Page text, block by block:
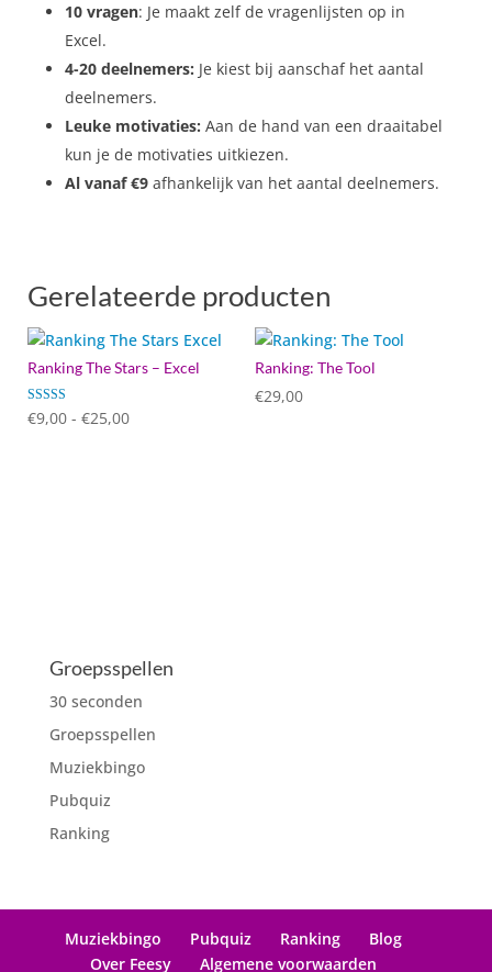
10 vragen: Je maakt zelf de vragenlijsten op in
Excel.
4-20 deelnemers: Je kiest bij aanschaf het aantal
deelnemers.
Leuke motivaties: Aan de hand van een draaitabel
kun je de motivaties uitkiezen.
Al vanaf €9 afhankelijk van het aantal deelnemers.
Gerelateerde producten
Ranking The Stars – Excel
Gewaardeer
d
€9,00 - €25,00Prijsklasse:
Ranking: The Tool
€29,00
Groepsspellen
30 seconden
Groepsspellen
Muziekbingo
Pubquiz
Ranking
Muziekbingo Pubquiz Ranking
Blog
Over Feesy
Algemene voorwaarden